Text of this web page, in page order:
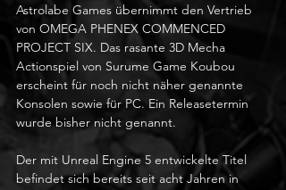
Astrolabe Games übernimmt den Vertrieb
von OMEGA PHENEX COMMENCED
PROJECT SIX. Das rasante 3D Mecha
Actionspiel von Surume Game Koubou
erscheint für noch nicht näher genannte
Konsolen sowie für PC. Ein Releasetermin
wurde bisher nicht genannt.
Der mit Unreal Engine 5 entwickelte Titel
befindet sich bereits seit acht Jahren in